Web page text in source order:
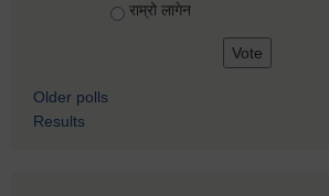
राम्रो लागेन
Older polls
Results